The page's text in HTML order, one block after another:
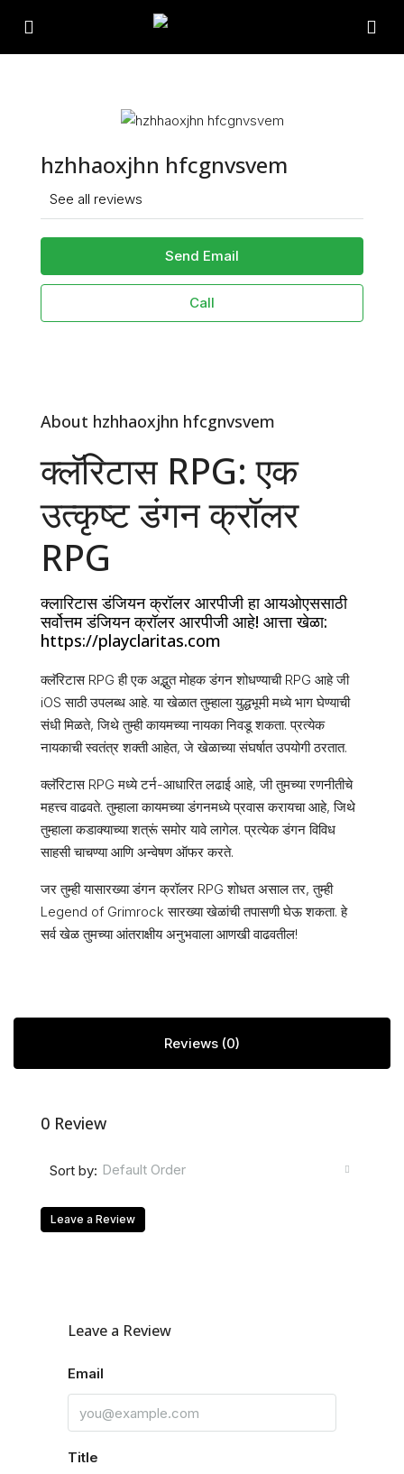
hzhhaoxjhn hfcgnvsvem
See all reviews
Send Email
Call
About hzhhaoxjhn hfcgnvsvem
क्लॅरिटास RPG: एक
उत्कृष्ट डंगन क्रॉलर
RPG
क्लारिटास डंजियन क्रॉलर आरपीजी हा आयओएससाठी
सर्वोत्तम डंजियन क्रॉलर आरपीजी आहे! आत्ता खेळा:
https://playclaritas.com
क्लॅरिटास RPG ही एक अद्भुत मोहक डंगन शोधण्याची RPG आहे जी
iOS साठी उपलब्ध आहे. या खेळात तुम्हाला युद्धभूमी मध्ये भाग घेण्याची
संधी मिळते, जिथे तुम्ही कायमच्या नायका निवडू शकता. प्रत्येक
नायकाची स्वतंत्र शक्ती आहेत, जे खेळाच्या संघर्षात उपयोगी ठरतात.
क्लॅरिटास RPG मध्ये टर्न-आधारित लढाई आहे, जी तुमच्या रणनीतीचे
महत्त्व वाढवते. तुम्हाला कायमच्या डंगनमध्ये प्रवास करायचा आहे, जिथे
तुम्हाला कडाक्याच्या शत्रूं समोर यावे लागेल. प्रत्येक डंगन विविध
साहसी चाचण्या आणि अन्वेषण ऑफर करते.
जर तुम्ही यासारख्या डंगन क्रॉलर RPG शोधत असाल तर, तुम्ही
Legend of Grimrock सारख्या खेळांची तपासणी घेऊ शकता. हे
सर्व खेळ तुमच्या आंतराक्षीय अनुभवाला आणखी वाढवतील!
Reviews (0)
0 Review
Sort by: Default Order
Leave a Review
Leave a Review
Email
Title